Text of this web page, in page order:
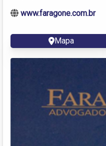
www.faragone.com.br
Mapa